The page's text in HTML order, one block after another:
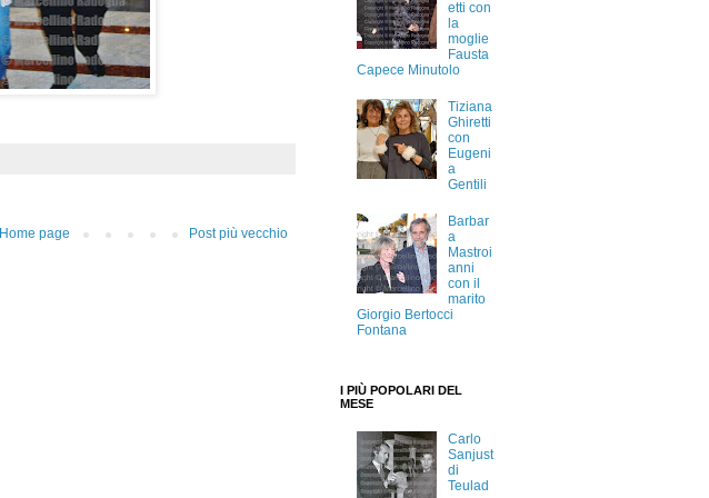
Post più vecchio
Home page
etti con
la
moglie
Fausta
Capece Minutolo
Tiziana
Ghiretti
con
Eugeni
a
Gentili
Barbar
a
Mastroi
anni
con il
marito
Giorgio Bertocci
Fontana
I PIÙ POPOLARI DEL
MESE
Carlo
Sanjust
di
Teulad